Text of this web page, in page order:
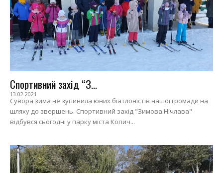
Спортивний захід “З...
13.02.2021
Сувора зима не зупинила юних біатлоністів нашої громади на
шляху до звершень. Спортивний захід "Зимова Нічлава"
відбувся сьогодні у парку міста Копич...